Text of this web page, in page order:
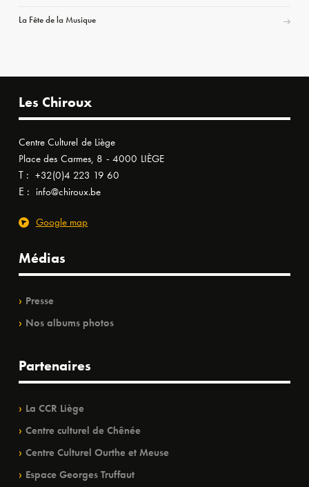
La Fête de la Musique
Les Chiroux
Centre Culturel de Liège
Place des Carmes, 8 - 4000 LIÈGE
T : +32(0)4 223 19 60
E : info@chiroux.be
Google map
Médias
Presse
Nos albums photos
Partenaires
La CCR Liège
Centre culturel de Chênée
Centre Culturel Ourthe et Meuse
Espace Georges Truffaut